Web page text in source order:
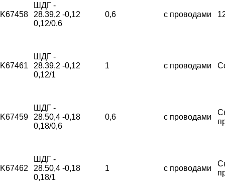
K67458
ШДГ -
28.39,2 -
0,12/0,6
0,12 0,6 с проводами
K67461
ШДГ -
28.39,2 -
0,12/1
0,12 1 с проводами
K67459
ШДГ -
28.50,4 -
0,18/0,6
0,18 0,6 с проводами
K67462
ШДГ -
28.50,4 -
0,18/1
0,18 1 с проводами